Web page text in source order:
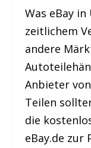
Was eBay
zeitlichem
andere
Anbieter
Teilen
die
eBay.de zur